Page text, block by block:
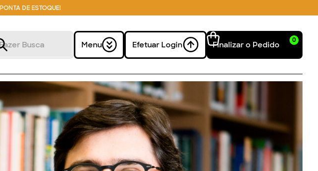
DE ESTOQUE!
Menu Efetuar Login Finalizar o Pedido 0